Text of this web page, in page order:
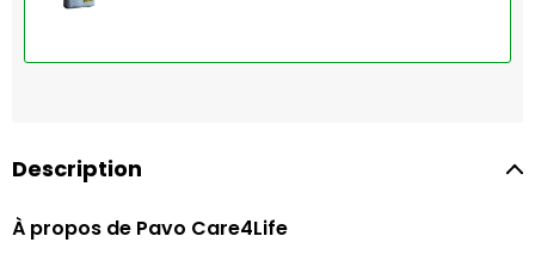
Description
À propos de Pavo Care4Life